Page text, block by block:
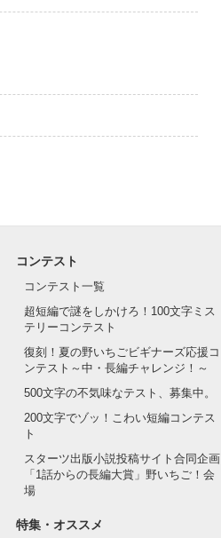
コンテスト
コンテスト一覧
超短編で謎をしかけろ！100文字ミス
テリーコンテスト
復刻！夏の野いちごビギナーズ応援コ
ンテスト～中・長編チャレンジ！～
500文字の不気味なテスト、募集中。
200文字でゾッ！こわい短編コンテス
ト
スターツ出版小説投稿サイト合同企画
「1話からの長編大賞」野いちご！会
場
特集・オススメ